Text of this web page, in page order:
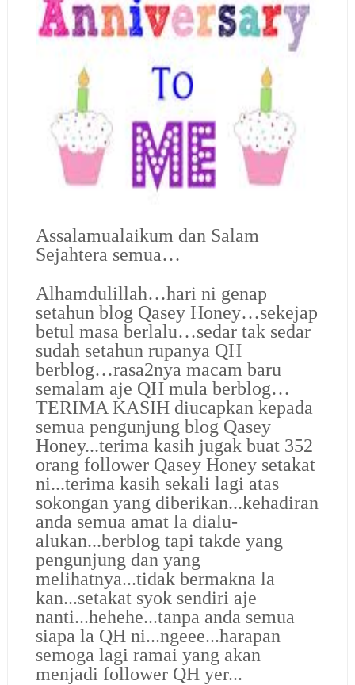
Assalamualaikum dan Salam
Sejahtera semua…
Alhamdulillah…hari ni genap
setahun blog Qasey Honey…sekejap
betul masa berlalu…sedar tak sedar
sudah setahun rupanya QH
berblog…rasa2nya macam baru
semalam aje QH mula berblog…
TERIMA KASIH diucapkan kepada
semua pengunjung blog Qasey
Honey...terima kasih jugak buat 352
orang follower Qasey Honey setakat
ni...terima kasih sekali lagi atas
sokongan yang diberikan...kehadiran
anda semua amat la dialu-
alukan...berblog tapi takde yang
pengunjung dan yang
melihatnya...tidak bermakna la
kan...setakat syok sendiri aje
nanti...hehehe...tanpa anda semua
siapa la QH ni...ngeee...harapan
semoga lagi ramai yang akan
menjadi follower QH yer...